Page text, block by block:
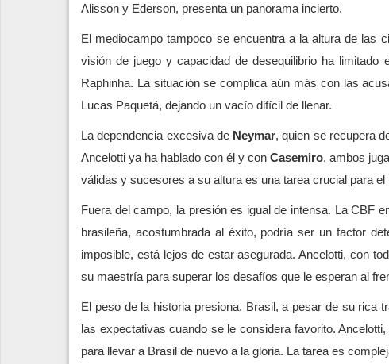
Alisson y Ederson, presenta un panorama incierto.
El mediocampo tampoco se encuentra a la altura de las
visión de juego y capacidad de desequilibrio ha
Raphinha. La situación se complica aún más con las
Lucas Paquetá, dejando un vacío difícil de llenar.
La dependencia excesiva de Neymar, quien se recupera
Ancelotti ya ha hablado con él y con Casemiro, ambos
válidas y sucesores a su altura es una tarea crucial para el
Fuera del campo, la presión es igual de intensa. La CBF
brasileña, acostumbrada al éxito, podría ser un factor
imposible, está lejos de estar asegurada. Ancelotti, con
su maestría para superar los desafíos que le esperan al
El peso de la historia presiona. Brasil, a pesar de su rica
las expectativas cuando se le considera favorito.
para llevar a Brasil de nuevo a la gloria. La tarea es